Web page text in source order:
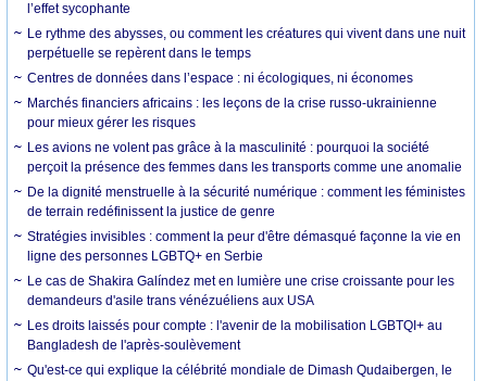
l’effet sycophante
Le rythme des abysses, ou comment les créatures qui vivent dans une nuit
perpétuelle se repèrent dans le temps
Centres de données dans l’espace : ni écologiques, ni économes
Marchés financiers africains : les leçons de la crise russo-ukrainienne
pour mieux gérer les risques
Les avions ne volent pas grâce à la masculinité : pourquoi la société
perçoit la présence des femmes dans les transports comme une anomalie
De la dignité menstruelle à la sécurité numérique : comment les féministes
de terrain redéfinissent la justice de genre
Stratégies invisibles : comment la peur d'être démasqué façonne la vie en
ligne des personnes LGBTQ+ en Serbie
Le cas de Shakira Galíndez met en lumière une crise croissante pour les
demandeurs d'asile trans vénézuéliens aux USA
Les droits laissés pour compte : l'avenir de la mobilisation LGBTQI+ au
Bangladesh de l'après-soulèvement
Qu'est-ce qui explique la célébrité mondiale de Dimash Qudaibergen, le